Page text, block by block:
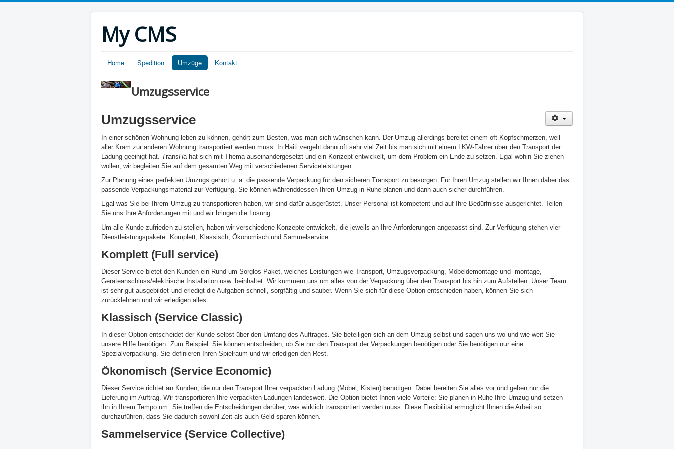
My CMS
Home Spedition Umzüge Kontakt
Umzugsservice
Umzugsservice
In einer schönen Wohnung leben zu können, gehört zum Besten, was man sich wünschen kann. Der Umzug allerdings bereitet einem oft Kopfschmerzen, weil
aller Kram zur anderen Wohnung transportiert werden muss. In Haiti vergeht dann oft sehr viel Zeit bis man sich mit einem LKW-Fahrer über den Transport der
Ladung geeinigt hat. TransHa hat sich mit Thema auseinandergesetzt und ein Konzept entwickelt, um dem Problem ein Ende zu setzen. Egal wohin Sie ziehen
wollen, wir begleiten Sie auf dem gesamten Weg mit verschiedenen Serviceleistungen.
Zur Planung eines perfekten Umzugs gehört u. a. die passende Verpackung für den sicheren Transport zu besorgen. Für Ihren Umzug stellen wir Ihnen daher das
passende Verpackungsmaterial zur Verfügung. Sie können währenddessen Ihren Umzug in Ruhe planen und dann auch sicher durchführen.
Egal was Sie bei Ihrem Umzug zu transportieren haben, wir sind dafür ausgerüstet. Unser Personal ist kompetent und auf Ihre Bedürfnisse ausgerichtet. Teilen
Sie uns Ihre Anforderungen mit und wir bringen die Lösung.
Um alle Kunde zufrieden zu stellen, haben wir verschiedene Konzepte entwickelt, die jeweils an Ihre Anforderungen angepasst sind. Zur Verfügung stehen vier
Dienstleistungspakete: Komplett, Klassisch, Ökonomisch und Sammelservice.
Komplett (Full service)
Dieser Service bietet den Kunden ein Rund-um-Sorglos-Paket, welches Leistungen wie Transport, Umzugsverpackung, Möbeldemontage und -montage,
Geräteanschluss/elektrische Installation usw. beinhaltet. Wir kümmern uns um alles von der Verpackung über den Transport bis hin zum Aufstellen. Unser Team
ist sehr gut ausgebildet und erledigt die Aufgaben schnell, sorgfältig und sauber. Wenn Sie sich für diese Option entschieden haben, können Sie sich
zurücklehnen und wir erledigen alles.
Klassisch (Service Classic)
In dieser Option entscheidet der Kunde selbst über den Umfang des Auftrages. Sie beteiligen sich an dem Umzug selbst und sagen uns wo und wie weit Sie
unsere Hilfe benötigen. Zum Beispiel: Sie können entscheiden, ob Sie nur den Transport der Verpackungen benötigen oder Sie benötigen nur eine
Spezialverpackung. Sie definieren Ihren Spielraum und wir erledigen den Rest.
Ökonomisch (Service Economic)
Dieser Service richtet an Kunden, die nur den Transport Ihrer verpackten Ladung (Möbel, Kisten) benötigen. Dabei bereiten Sie alles vor und geben nur die
Lieferung im Auftrag. Wir transportieren Ihre verpackten Ladungen landesweit. Die Option bietet Ihnen viele Vorteile: Sie planen in Ruhe Ihre Umzug und setzen
ihn in Ihrem Tempo um. Sie treffen die Entscheidungen darüber, was wirklich transportiert werden muss. Diese Flexibilität ermöglicht Ihnen die Arbeit so
durchzuführen, dass Sie dadurch sowohl Zeit als auch Geld sparen können.
Sammelservice (Service Collective)